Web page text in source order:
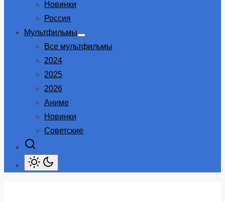
Новинки
Россия
Мультфильмы
Show
sub
Все мультфильмы
2024
2025
2026
Аниме
Новинки
Советские